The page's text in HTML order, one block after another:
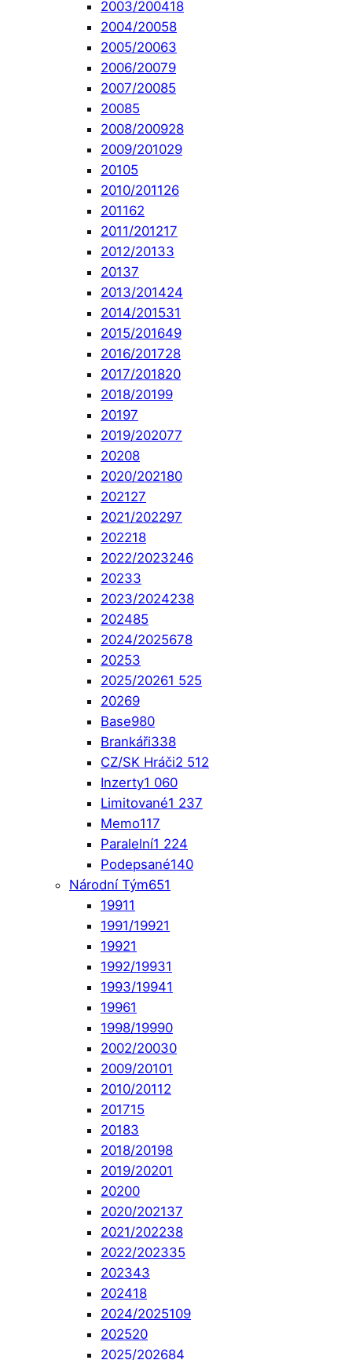
2003/200418
2004/20058
2005/20063
2006/20079
2007/20085
20085
2008/200928
2009/201029
20105
2010/201126
201162
2011/201217
2012/20133
20137
2013/201424
2014/201531
2015/201649
2016/201728
2017/201820
2018/20199
20197
2019/202077
20208
2020/202180
202127
2021/202297
202218
2022/2023246
20233
2023/2024238
202485
2024/2025678
20253
2025/20261 525
20269
Base980
Brankáři338
CZ/SK Hráči2 512
Inzerty1 060
Limitované1 237
Memo117
Paralelní1 224
Podepsané140
Národní Tým651
19911
1991/19921
19921
1992/19931
1993/19941
19961
1998/19990
2002/20030
2009/20101
2010/20112
201715
20183
2018/20198
2019/20201
20200
2020/202137
2021/202238
2022/202335
202343
202418
2024/2025109
202520
2025/202684